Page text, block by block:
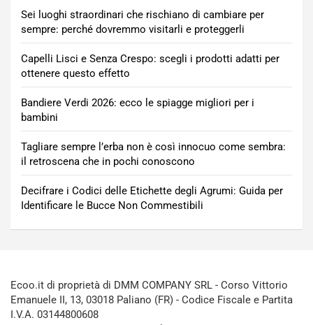
Sei luoghi straordinari che rischiano di cambiare per
sempre: perché dovremmo visitarli e proteggerli
Capelli Lisci e Senza Crespo: scegli i prodotti adatti per
ottenere questo effetto
Bandiere Verdi 2026: ecco le spiagge migliori per i
bambini
Tagliare sempre l’erba non è così innocuo come sembra:
il retroscena che in pochi conoscono
Decifrare i Codici delle Etichette degli Agrumi: Guida per
Identificare le Bucce Non Commestibili
Ecoo.it di proprietà di DMM COMPANY SRL - Corso Vittorio
Emanuele II, 13, 03018 Paliano (FR) - Codice Fiscale e Partita
I.V.A. 03144800608